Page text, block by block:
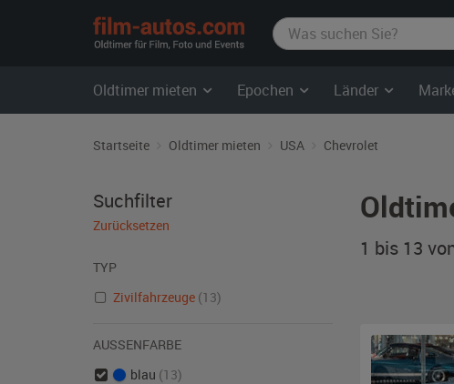
film-
autos.com
Oldtimer mieten Epochen Länder
Startseite Oldtimer mieten USA Chevrolet
1 bis 13
Suchfilter
Zurücksetzen
TYP
Zivilfahrzeuge (13)
AUSSENFARBE
blau (13)